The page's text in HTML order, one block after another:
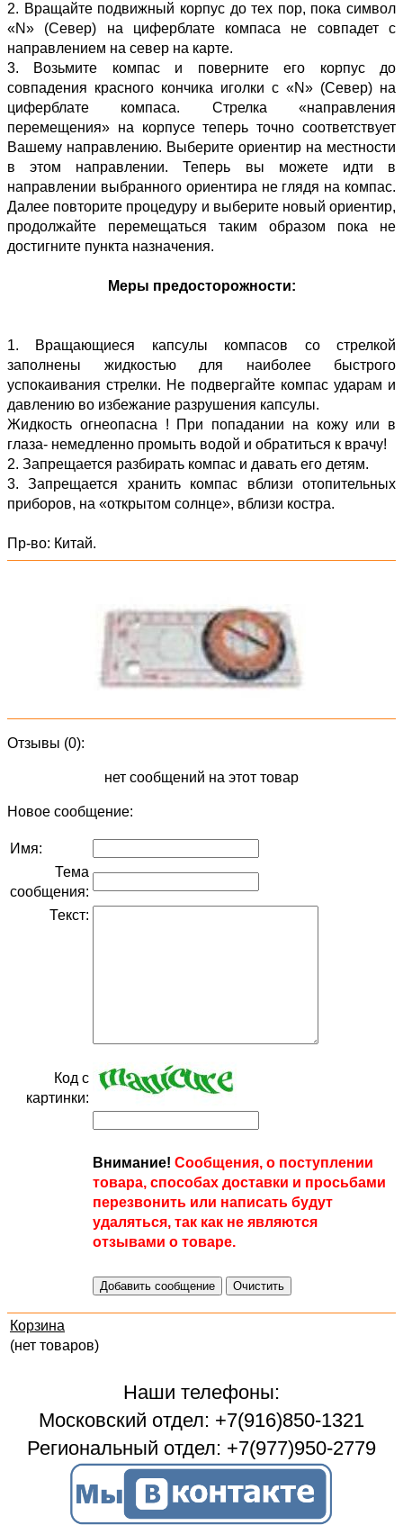
2. Вращайте подвижный корпус до тех пор, пока символ
«N» (Север) на циферблате компаса не совпадет с
направлением на север на карте.
3. Возьмите компас и поверните его корпус до
совпадения красного кончика иголки с «N» (Север) на
циферблате компаса. Стрелка «направления
перемещения» на корпусе теперь точно соответствует
Вашему направлению. Выберите ориентир на местности
в этом направлении. Теперь вы можете идти в
направлении выбранного ориентира не глядя на компас.
Далее повторите процедуру и выберите новый ориентир,
продолжайте перемещаться таким образом пока не
достигните пункта назначения.
Меры предосторожности:
1. Вращающиеся капсулы компасов со стрелкой
заполнены жидкостью для наиболее быстрого
успокаивания стрелки. Не подвергайте компас ударам и
давлению во избежание разрушения капсулы.
Жидкость огнеопасна ! При попадании на кожу или в
глаза- немедленно промыть водой и обратиться к врачу!
2. Запрещается разбирать компас и давать его детям.
3. Запрещается хранить компас вблизи отопительных
приборов, на «открытом солнце», вблизи костра.
Пр-во: Китай.
Отзывы (0):
нет сообщений на этот товар
Новое сообщение:
Имя:
Тема
сообщения:
Текст:
Код с
картинки:
Внимание! Сообщения, о поступлении
товара, способах доставки и просьбами
перезвонить или написать будут
удаляться, так как не являются
отзывами о товаре.
Корзина
(нет товаров)
Наши телефоны:
Московский отдел: +7(916)850-1321
Региональный отдел: +7(977)950-2779